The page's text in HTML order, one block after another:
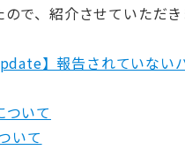
で、紹介させていただき
】報告されていない
ついて
いて